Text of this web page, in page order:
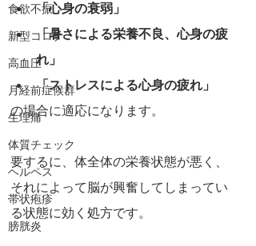
食欲不振
新型コロナ
高血圧
月経前症候群
生理痛
体質チェック
ヘルペス
帯状疱疹
膀胱炎
「心身の衰弱」
「暑さによる栄養不良、心身の疲
れ」
「ストレスによる心身の疲れ」
の場合に適応になります。
要するに、体全体の栄養状態が悪く、
それによって脳が興奮してしまってい
る状態に効く処方です。